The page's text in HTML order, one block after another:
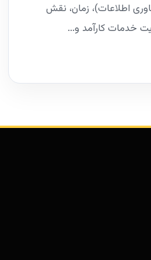
اطلاعات)، زمان، نقش
خدمات کارآمد و...